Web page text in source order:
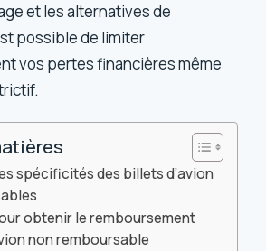
et les alternatives de
possible de limiter
vos pertes financières même
spécificités des billets d’avion
obtenir le remboursement
non remboursable